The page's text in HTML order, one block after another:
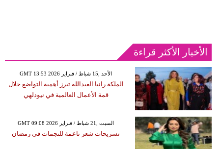
الأخبار الأكثر قراءة
GMT 13:53 2026 الأحد ,15 شباط / فبراير
الملكة رانيا العبدالله تبرز أهمية التواضع خلال
قمة الأعمال العالمية في نيودلهي
GMT 09:08 2026 السبت ,21 شباط / فبراير
تسريحات شعر ناعمة للنجمات في رمضان